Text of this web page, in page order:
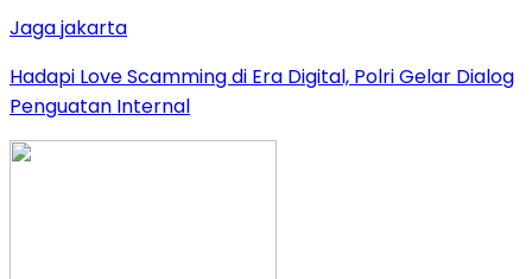
Jaga jakarta
Hadapi Love Scamming di Era Digital, Polri Gelar Dialog
Penguatan Internal